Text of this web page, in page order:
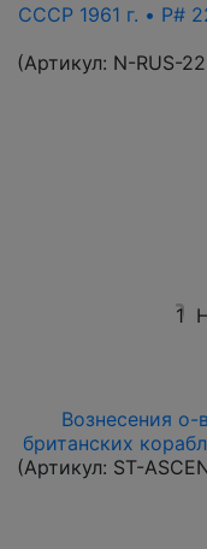
СССР 1961 г. • P#
(Артикул: N-RUS-
1
Вознесения о-
британских
(Артикул: ST-